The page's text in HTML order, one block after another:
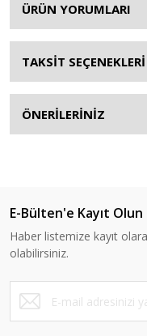
ÜRÜN YORUMLARI
TAKSİT SEÇENEKLERİ
ÖNERİLERİNİZ
E-Bülten'e Kayıt Olun
Haber listemize kayıt
olabilirsiniz.